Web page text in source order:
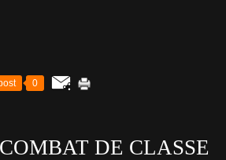
0
DE CLASSE